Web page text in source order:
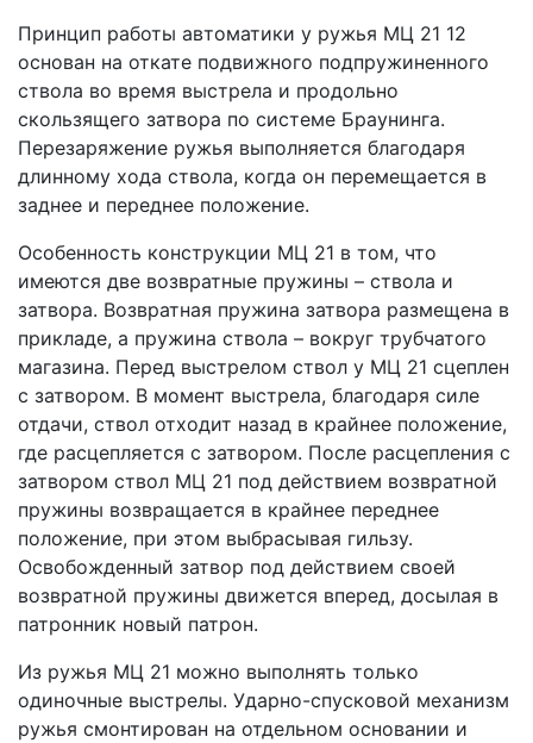
Принцип работы автоматики у ружья МЦ 21 12
основан на откате подвижного подпружиненного
ствола во время выстрела и продольно
скользящего затвора по системе Браунинга.
Перезаряжение ружья выполняется благодаря
длинному хода ствола, когда он перемещается в
заднее и переднее положение.
Особенность конструкции МЦ 21 в том, что
имеются две возвратные пружины – ствола и
затвора. Возвратная пружина затвора размещена в
прикладе, а пружина ствола – вокруг трубчатого
магазина. Перед выстрелом ствол у МЦ 21 сцеплен
с затвором. В момент выстрела, благодаря силе
отдачи, ствол отходит назад в крайнее положение,
где расцепляется с затвором. После расцепления с
затвором ствол МЦ 21 под действием возвратной
пружины возвращается в крайнее переднее
положение, при этом выбрасывая гильзу.
Освобожденный затвор под действием своей
возвратной пружины движется вперед, досылая в
патронник новый патрон.
Из ружья МЦ 21 можно выполнять только
одиночные выстрелы. Ударно-спусковой механизм
ружья смонтирован на отдельном основании и